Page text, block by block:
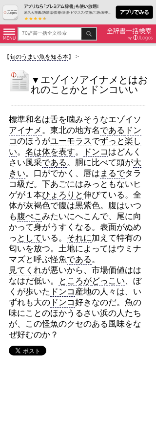
【旬のうまい魚を知る本】 >
▼エゾイソアイナメとはお
れのことかとドンコいい
標準和名は舌を噛みそうなエゾイソ
アイナメ 。東北の地方名である ドン
コのほうがユーモラスでずっと楽し
い。 名は体を表す。 ドンコ はどんく
さい風采である。胴に比べて頭が大
きい。口がでかく、唇は まるでタラ
コ級だ。下あごにはみっともないヒ
ゲが１本ひょろりと伸びている。全
体が灰褐色で腹は黒紫色。腹はいつ
も腹ぺこみたいにへこんで、尾に向
かって身がうすくなる。表面がぬめ
っ としている。 それに加えて特有の
匂いを放つ。土地によってはウミナ
マズと呼ぶ怪魚である。
見てくれが悪いから、市場価値はは
なはだ低い。
ところがどっこい、ぼ
くが歩いた ドンコ 産地の人々は、い
ずれも大のドンコ好きなのだ。魚の
味にことのほかうるさい浜の人たち
が、この怪魚のクセのある風味をな
ぜ好むのか？